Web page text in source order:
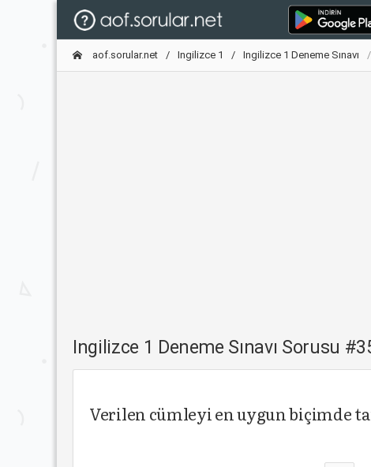
aof.sorular.net Ingilizce 1 Ingilizce 1 Deneme Sınavı
Ingilizce 1 Deneme Sınavı Sorusu
Verilen cümleyi en uygun biçimde